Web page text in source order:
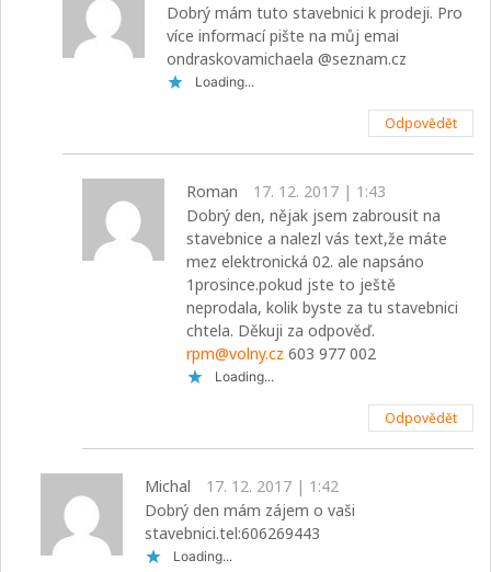
Dobrý mám tuto stavebnici k prodeji. Pro
více informací pište na můj emai
ondraskovamichaela @seznam.cz
Loading...
Odpovědět
Roman
17. 12. 2017 | 1:43
Dobrý den, nějak jsem zabrousit na
stavebnice a nalezl vás text,že máte
mez elektronická 02. ale napsáno
1prosince.pokud jste to ještě
neprodala, kolik byste za tu stavebnici
chtela. Děkuji za odpověď.
rpm@volny.cz 603 977 002
Loading...
Odpovědět
Michal
17. 12. 2017 | 1:42
Dobrý den mám zájem o vaši
stavebnici.tel:606269443
Loading...